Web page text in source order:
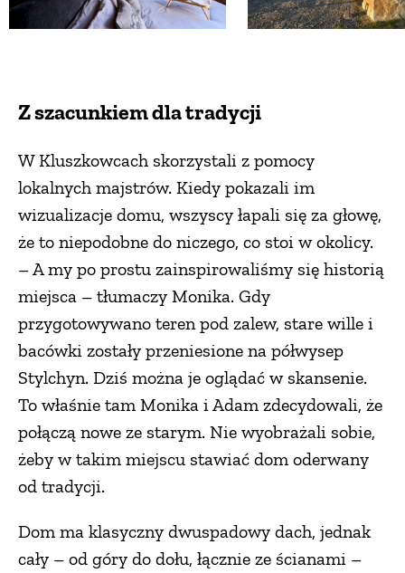
Z szacunkiem dla tradycji
W Kluszkowcach skorzystali z pomocy
lokalnych majstrów. Kiedy pokazali im
wizualizacje domu, wszyscy łapali się za głowę,
że to niepodobne do niczego, co stoi w okolicy.
– A my po prostu zainspirowaliśmy się historią
miejsca – tłumaczy Monika. Gdy
przygotowywano teren pod zalew, stare wille i
bacówki zostały przeniesione na półwysep
Stylchyn. Dziś można je oglądać w skansenie.
To właśnie tam Monika i Adam zdecydowali, że
połączą nowe ze starym. Nie wyobrażali sobie,
żeby w takim miejscu stawiać dom oderwany
od tradycji.
Dom ma klasyczny dwuspadowy dach, jednak
cały – od góry do dołu, łącznie ze ścianami –